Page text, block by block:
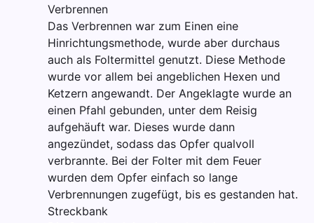
Verbrennen
Das Verbrennen war zum Einen eine
Hinrichtungsmethode, wurde aber durchaus
auch als Foltermittel genutzt. Diese Methode
wurde vor allem bei angeblichen Hexen und
Ketzern angewandt. Der Angeklagte wurde an
einen Pfahl gebunden, unter dem Reisig
aufgehäuft war. Dieses wurde dann
angezündet, sodass das Opfer qualvoll
verbrannte. Bei der Folter mit dem Feuer
wurden dem Opfer einfach so lange
Verbrennungen zugefügt, bis es gestanden hat.
Streckbank